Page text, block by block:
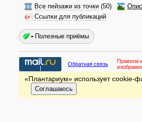
Все пейзажи из точки (50)
Ссылки для публикаций
Полезные приёмы
Обратная связь Правила
«Плантариум» использует cookie-
Соглашаюсь